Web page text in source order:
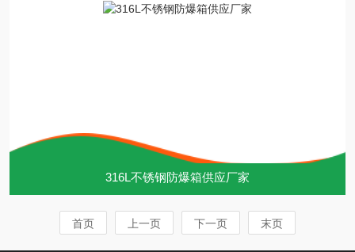
316L不锈钢防爆箱供应厂家
首页 上一页 下一页 末页